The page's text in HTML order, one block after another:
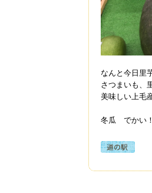
なんと今日里
さつまいも、
美味しい上毛
冬瓜 でかい